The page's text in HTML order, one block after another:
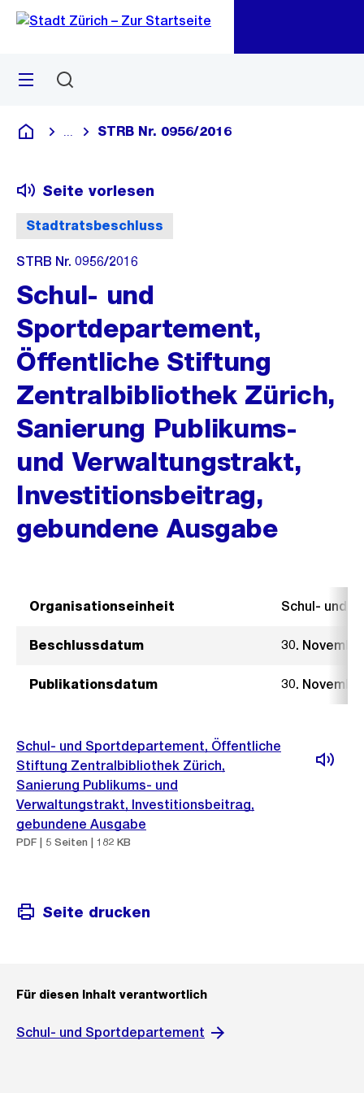
Navigation
Sprunglink
Menü
Deutsch
Blende alle Breadcrumbs ein
STRB Nr. 0956/2016
Stadtratsbeschluss
Seite vorlesen
STRB Nr. 0956/2016
Schul- und
Sportdepartement,
Öffentliche Stiftung
Zentralbibliothek Zürich,
Sanierung Publikums-
und Verwaltungstrakt,
Investitionsbeitrag,
gebundene Ausgabe
Organisationseinheit Schul- und
Beschlussdatum 30.
Publikationsdatum 30.
Schul- und Sportdepartement, Öffentliche
Stiftung Zentralbibliothek Zürich,
Sanierung Publikums- und
Verwaltungstrakt, Investitionsbeitrag,
gebundene Ausgabe
PDF | 5 Seiten | 182 KB
Seite drucken
Für diesen Inhalt verantwortlich
Schul- und Sportdepartement